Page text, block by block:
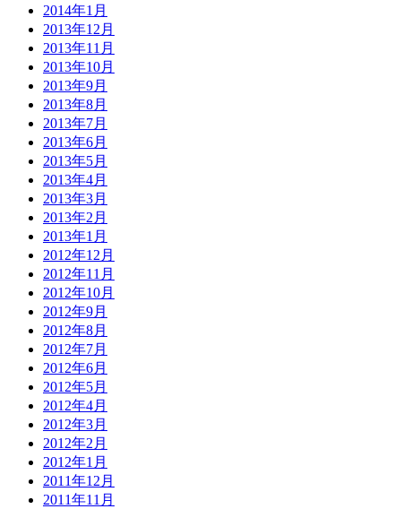
2014年1月
2013年12月
2013年11月
2013年10月
2013年9月
2013年8月
2013年7月
2013年6月
2013年5月
2013年4月
2013年3月
2013年2月
2013年1月
2012年12月
2012年11月
2012年10月
2012年9月
2012年8月
2012年7月
2012年6月
2012年5月
2012年4月
2012年3月
2012年2月
2012年1月
2011年12月
2011年11月